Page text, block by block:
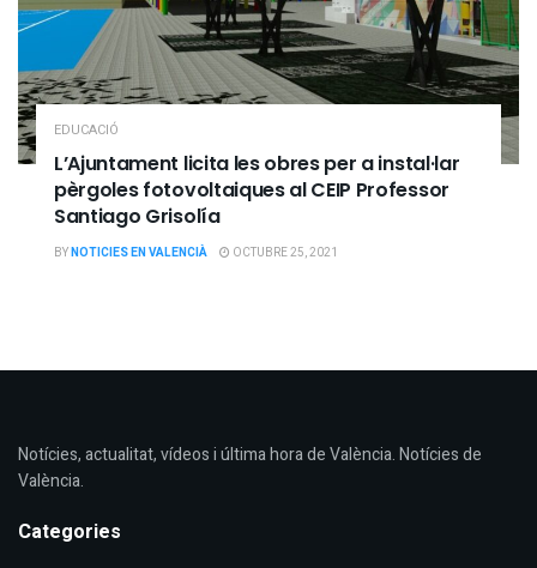
EDUCACIÓ
L’Ajuntament licita les obres per a instal·lar
pèrgoles fotovoltaiques al CEIP Professor
Santiago Grisolía
BYNOTICIES EN VALENCIÀ OCTUBRE 25, 2021
Notícies, actualitat, vídeos i última hora de València. Notícies de
València.
Categories